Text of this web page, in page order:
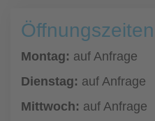
Öffnungszeiten
Montag: auf Anfrage
Dienstag: auf Anfrage
Mittwoch: auf Anfrage